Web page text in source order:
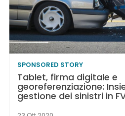
SPONSORED STORY
Tablet, firma digitale e
georeferenziazione:
gestione dei sinistri in